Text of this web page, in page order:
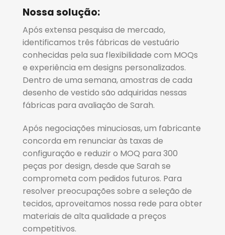
Nossa solução:
Após extensa pesquisa de mercado,
identificamos três fábricas de vestuário
conhecidas pela sua flexibilidade com MOQs
e experiência em designs personalizados.
Dentro de uma semana, amostras de cada
desenho de vestido são adquiridas nessas
fábricas para avaliação de Sarah.
Após negociações minuciosas, um fabricante
concorda em renunciar às taxas de
configuração e reduzir o MOQ para 300
peças por design, desde que Sarah se
comprometa com pedidos futuros. Para
resolver preocupações sobre a seleção de
tecidos, aproveitamos nossa rede para obter
materiais de alta qualidade a preços
competitivos.